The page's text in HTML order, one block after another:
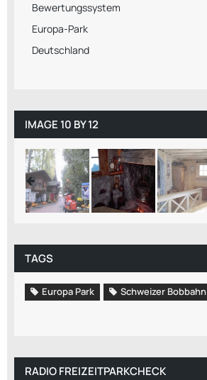
Bewertungssystem
Europa-Park
Deutschland
IMAGE 10 BY 12
TAGS
Europa Park Schweizer Bobbahn
RADIO FREIZEITPARKCHECK